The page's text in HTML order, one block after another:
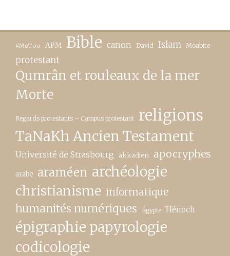
#MeToo APM Bible canon David Islam Moabite
protestant
Qumrân et rouleaux de la mer
Morte
Regards protestants – Campus protestant religions
TaNaKh Ancien Testament
Université de Strasbourg akkadien apocryphes
arabe araméen archéologie
christianisme informatique
humanités numériques Égypte Hénoch
épigraphie papyrologie
codicologie